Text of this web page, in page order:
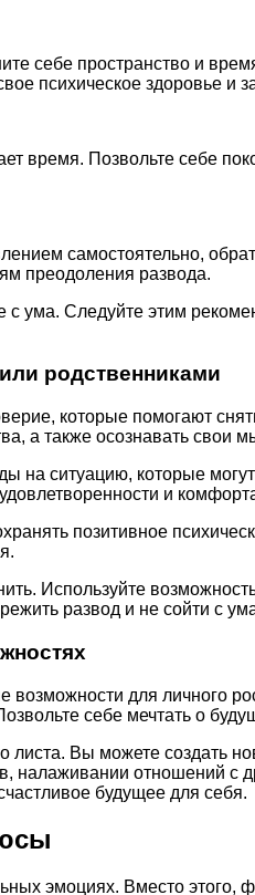
себе пространство и
психическое здоровье и
Позвольте себе
самостоятельно,
преодоления развода.
ума. Следуйте этим
родственниками
которые помогают
а также осознавать свои
на ситуацию, которые
и
позитивное
Используйте
развод и не сойти с
для личного
себе мечтать о
листа. Вы можете
налаживании отношений
будущее для себя.
эмоциях. Вместо